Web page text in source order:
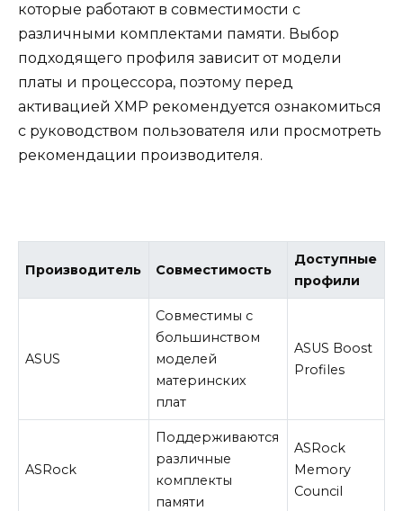
которые работают в совместимости с
различными комплектами памяти. Выбор
подходящего профиля зависит от модели
платы и процессора, поэтому перед
активацией XMP рекомендуется ознакомиться
с руководством пользователя или просмотреть
рекомендации производителя.
Производитель Совместимость
Доступные
профили
ASUS
Совместимы с
большинством
моделей
материнских
плат
ASUS Boost
Profiles
ASRock
Поддерживаются
различные
комплекты
памяти
ASRock
Memory
Council